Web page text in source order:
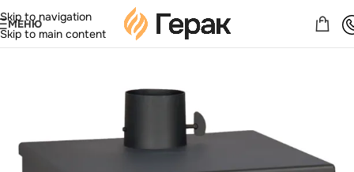
Skip to navigation
Skip to main content
МЕНЮ